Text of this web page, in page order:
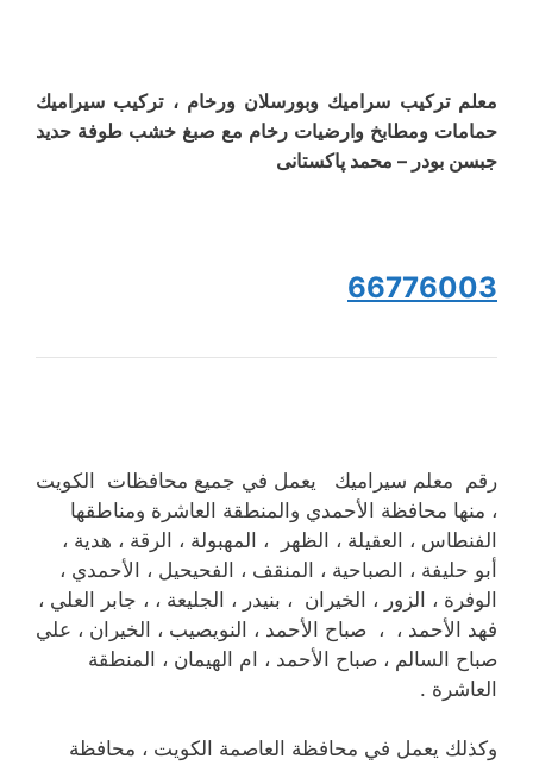
معلم ترکیب سرامیك وبورسلان ورخام ، تركيب سيراميك
حمامات ومطابخ وارضیات رخام مع صبغ خشب طوفة حدید
جبسن بودر – محمد پاکستانی
66776003
رقم معلم سيراميك يعمل في جميع محافظات الكويت
، منها محافظة الأحمدي والمنطقة العاشرة ومناطقها
الفنطاس ، العقيلة ، الظهر ، المهبولة ، الرقة ، هدية ،
أبو حليفة ، الصباحية ، المنقف ، الفحيحيل ، الأحمدي ،
الوفرة ، الزور ، الخيران ، بنيدر ، الجليعة ، ، جابر العلي ،
فهد الأحمد ، ، صباح الأحمد ، النويصيب ، الخيران ، علي
صباح السالم ، صباح الأحمد ، ام الهيمان ، المنطقة
العاشرة .
وكذلك يعمل في محافظة العاصمة الكويت ، محافظة